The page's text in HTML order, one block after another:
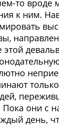
то вроде
к ним.
Пока они с
день,